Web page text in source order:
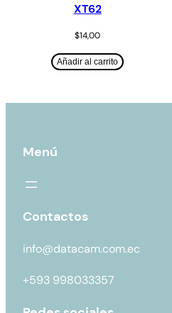
XT62
$14,00
Añadir al carrito
Menú
Contactos
info@datacam.com.ec
+593 998033357